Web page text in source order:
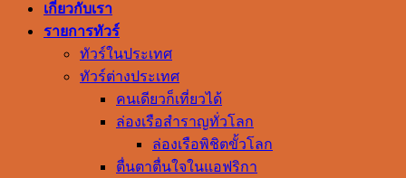
เกี่ยวกับเรา
รายการทัวร์
ทัวร์ในประเทศ
ทัวร์ต่างประเทศ
คนเดียวก็เที่ยวได้
ล่องเรือสำราญทั่วโลก
ล่องเรือพิชิตขั้วโลก
ตื่นตาตื่นใจในแอฟริกา